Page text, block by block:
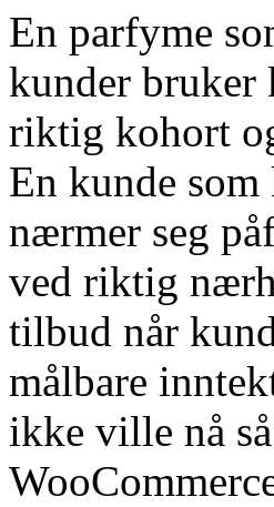
En parfyme
kunder bruker
riktig kohort
En kunde
nærmer seg
ved riktig
tilbud når
målbare
ikke ville nå